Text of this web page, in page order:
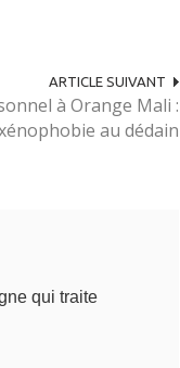
ARTICLE SUIVANT
à Orange Mali :
au dédain
qui traite